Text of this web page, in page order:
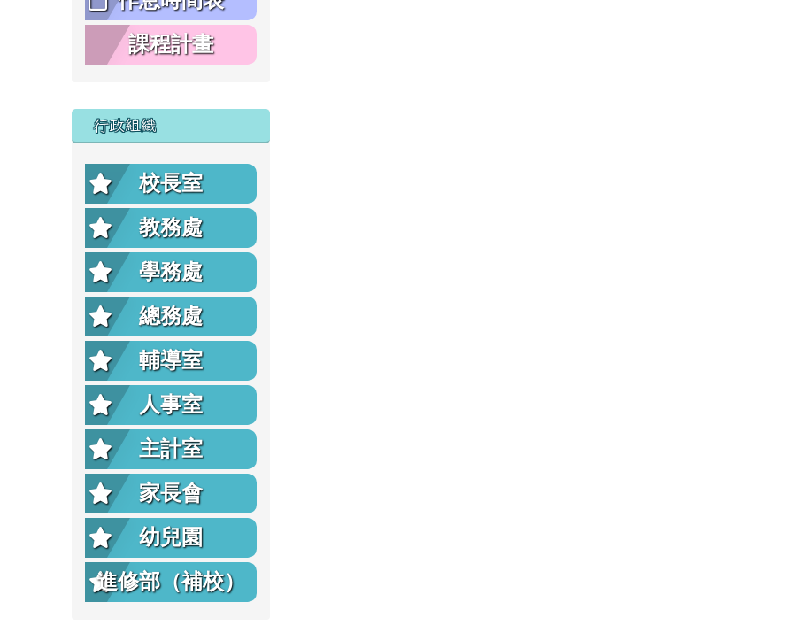
課程計畫
行政組織
校長室
教務處
學務處
總務處
輔導室
人事室
主計室
家長會
幼兒園
進修部（補校）